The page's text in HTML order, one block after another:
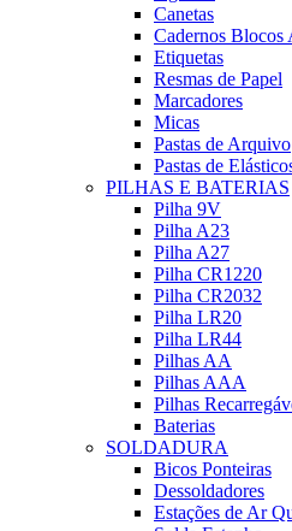
Canetas
Cadernos Blocos
Etiquetas
Resmas de Papel
Marcadores
Micas
Pastas de Arquivo
Pastas de
PILHAS E BATERIAS
Pilha 9V
Pilha A23
Pilha A27
Pilha CR1220
Pilha CR2032
Pilha LR20
Pilha LR44
Pilhas AA
Pilhas AAA
Pilhas
Baterias
SOLDADURA
Bicos Ponteiras
Dessoldadores
Estações de Ar